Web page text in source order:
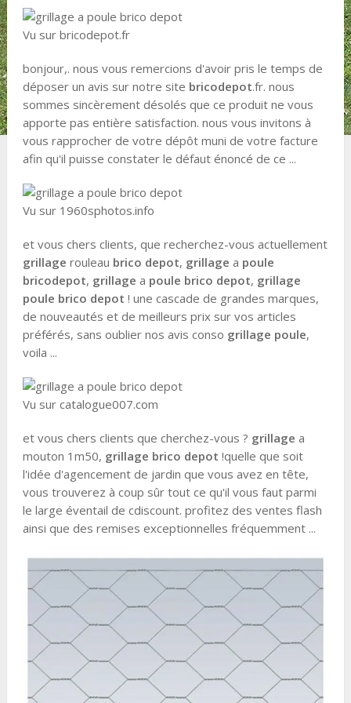
Vu sur bricodepot.fr
bonjour,. nous vous remercions d'avoir pris le temps de
déposer un avis sur notre site bricodepot.fr. nous
sommes sincèrement désolés que ce produit ne vous
apporte pas entière satisfaction. nous vous invitons à
vous rapprocher de votre dépôt muni de votre facture
afin qu'il puisse constater le défaut énoncé de ce ...
Vu sur 1960sphotos.info
et vous chers clients, que recherchez-vous actuellement
grillage rouleau brico depot, grillage a poule
bricodepot, grillage a poule brico depot, grillage
poule brico depot ! une cascade de grandes marques,
de nouveautés et de meilleurs prix sur vos articles
préférés, sans oublier nos avis conso grillage poule,
voila ...
Vu sur catalogue007.com
et vous chers clients que cherchez-vous ? grillage a
mouton 1m50, grillage brico depot !quelle que soit
l'idée d'agencement de jardin que vous avez en tête,
vous trouverez à coup sûr tout ce qu'il vous faut parmi
le large éventail de cdiscount. profitez des ventes flash
ainsi que des remises exceptionnelles fréquemment ...